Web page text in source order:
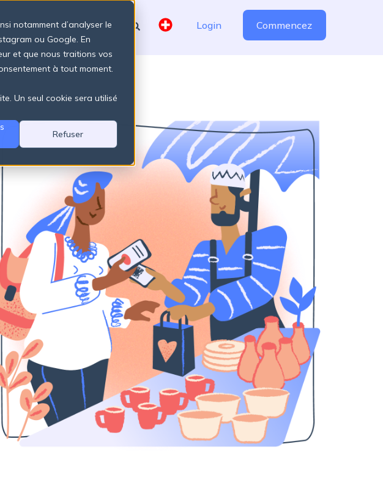
notamment d’analyser le
ou Google. En
et que nous traitions vos
à tout moment.
Un seul cookie sera utilisé
Refuser
Ressources Login Commencez